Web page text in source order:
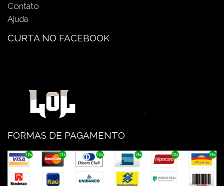
Contato
Ajuda
CURTA NO FACEBOOK
FORMAS DE PAGAMENTO